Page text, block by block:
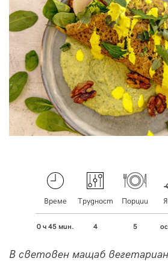
Време
0 ч 45 мин.
Трудност
4
Порции
5
В световен мащаб